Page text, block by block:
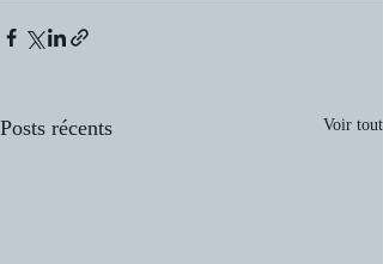
Posts récents Voir tout